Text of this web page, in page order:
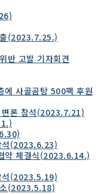
(2023.7.25.)
반 고발 기자회견
에 사골곰탕 500팩 후원
변론 참석(2023.7.21)
석(2023.6.23)
약 체결식(2023.6.14.)
석(2023.5.19)
(2023.5.18)